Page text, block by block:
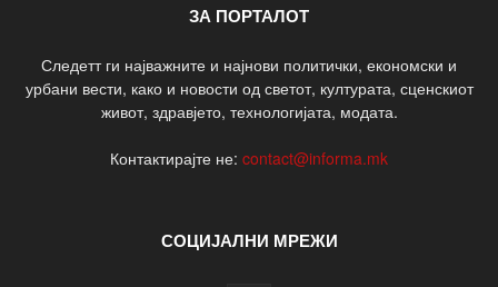
ЗА ПОРТАЛОТ
Следетт ги најважните и најнови политички, економски и
урбани вести, како и новости од светот, културата, сценскиот
живот, здравјето, технологијата, модата.
Контактирајте не: contact@informa.mk
СОЦИЈАЛНИ МРЕЖИ